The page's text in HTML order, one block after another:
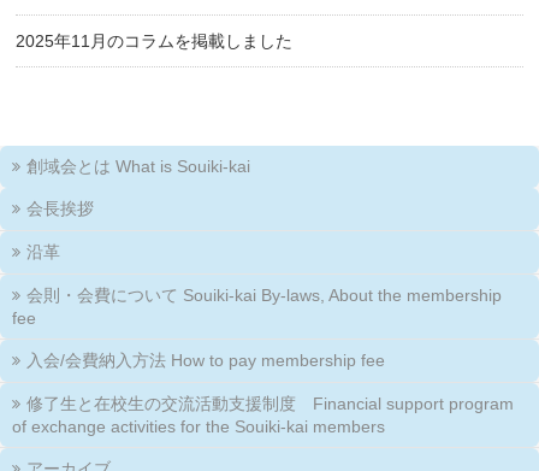
2025年11月のコラムを掲載しました
創域会とは What is Souiki-kai
会長挨拶
沿革
会則・会費について Souiki-kai By-laws, About the membership
fee
入会/会費納入方法 How to pay membership fee
修了生と在校生の交流活動支援制度 Financial support program
of exchange activities for the Souiki-kai members